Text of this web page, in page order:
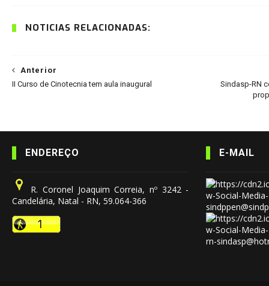
NOTÍCIAS RELACIONADAS:
Sindasp-RN
Anterior
II Curso de Cinotecnia tem aula inaugural
ENDEREÇO
R. Coronel Joaquim Correia, nº 3242 -
Candelária, Natal - RN, 59.064-366
E-MAIL
rn-